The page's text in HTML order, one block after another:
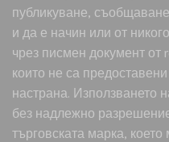
публикуване,
и да е начин или от
чрез писмен документ от
които не са
настрана. Използването
без надлежно
търговската марка,